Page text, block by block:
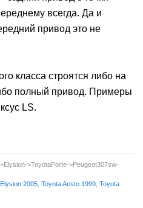
всегда. Да и
привод это не
класса строятся либо на
полный привод. Примеры
LS.
>ToyotaPorte->Peugeot307sw-
2005 Toyota Aristo 1999 Toyota